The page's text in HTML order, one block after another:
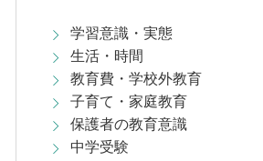
学習意識・実態
生活・時間
教育費・学校外教育
子育て・家庭教育
保護者の教育意識
中学受験